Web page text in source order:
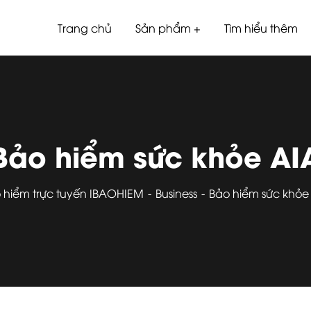
Trang chủ Sản phẩm Tìm hiểu thêm
hiểm sức khỏe
hiểm trực tuyến IBAOHIEM Business Bảo hiểm sức